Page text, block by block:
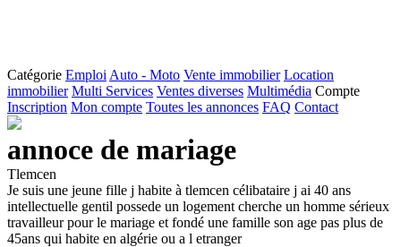
Catégorie Emploi Auto - Moto Vente immobilier Location
immobilier Multi Services Ventes diverses Multimédia Compte
Inscription Mon compte Toutes les annonces FAQ Contact
annoce de mariage
Tlemcen
Je suis une jeune fille j habite à tlemcen célibataire j ai 40 ans
intellectuelle gentil possede un logement cherche un homme sérieux
travailleur pour le mariage et fondé une famille son age pas plus de
45ans qui habite en algérie ou a l etranger